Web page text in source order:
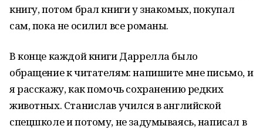
книгу, потом брал книги у знакомых, покупал
сам, пока не осилил все романы.
В конце каждой книги Даррелла было
обращение к читателям: напишите мне письмо, и
я расскажу, как помочь сохранению редких
животных. Станислав учился в английской
спецшколе и потому, не задумываясь, написал в